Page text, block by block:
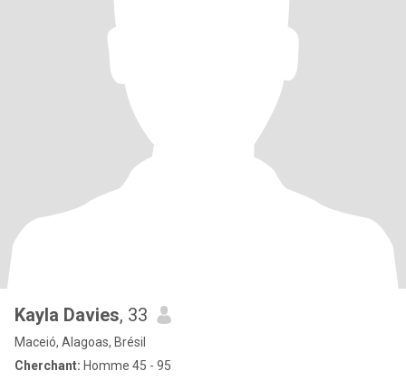
Kayla Davies, 33
Maceió, Alagoas, Brésil
Cherchant: Homme 45 - 95